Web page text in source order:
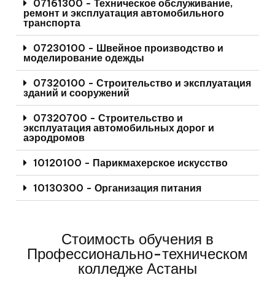
07161300 - Техническое обслуживание,
ремонт и эксплуатация автомобильного
транспорта
07230100 - Швейное производство и
моделирование одежды
07320100 - Строительство и эксплуатация
зданий и сооружений
07320700 - Строительство и
эксплуатация автомобильных дорог и
аэродромов
10120100 - Парикмахерское искусство
10130300 - Организация питания
Стоимость обучения в
Профессионально-техническом
колледже Астаны